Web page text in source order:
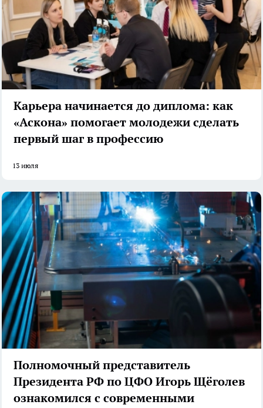
Карьера начинается до диплома: как
«Аскона» помогает молодежи сделать
первый шаг в профессию
13 июля
Полномочный представитель
Президента РФ по ЦФО Игорь Щёголев
ознакомился с современными